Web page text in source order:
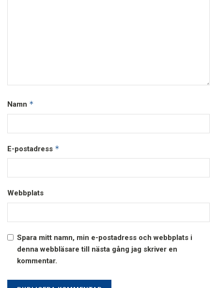
Namn *
E-postadress *
Webbplats
Spara mitt namn, min e-postadress och webbplats i
denna webbläsare till nästa gång jag skriver en
kommentar.